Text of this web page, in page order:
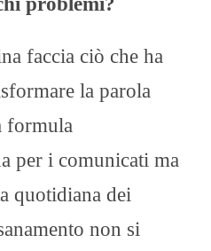
faccia ciò che ha
la parola
formula
per i comunicati ma
quotidiana dei
non si